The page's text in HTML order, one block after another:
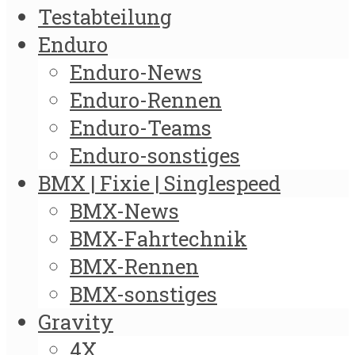
Testabteilung
Enduro
Enduro-News
Enduro-Rennen
Enduro-Teams
Enduro-sonstiges
BMX | Fixie | Singlespeed
BMX-News
BMX-Fahrtechnik
BMX-Rennen
BMX-sonstiges
Gravity
4X